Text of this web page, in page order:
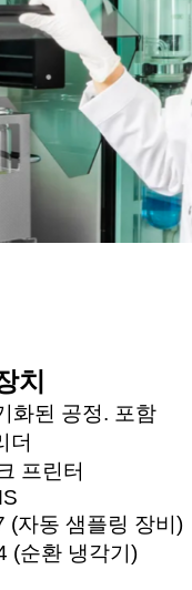
치
화된 공정. 포함
더
프린터
(자동 샘플링 장비)
(순환 냉각기)